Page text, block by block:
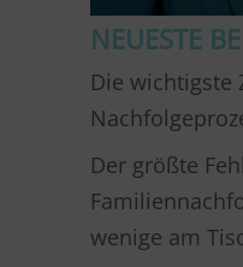
NEUESTE
Die wichtigste
Der größte
wenige am